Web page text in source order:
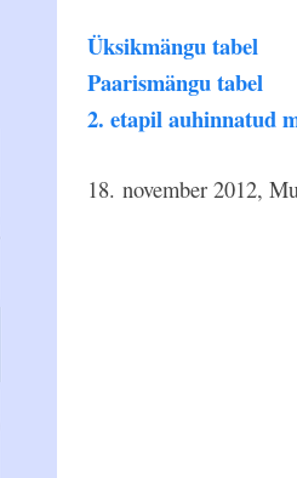
Üksikmängu tabel
Paarismängu tabel
2. etapil auhinnatud
18. november 2012,